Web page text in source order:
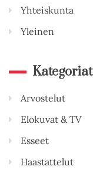
Yhteiskunta
Yleinen
Kategoriat
Arvostelut
Elokuvat & TV
Esseet
Haastattelut